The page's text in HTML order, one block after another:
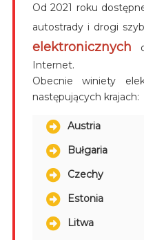
Od 2021 roku
autostrady i drogi
elektronicznych
Internet.
Obecnie winiety
następujących krajach:
Austria
Bułgaria
Czechy
Estonia
Litwa